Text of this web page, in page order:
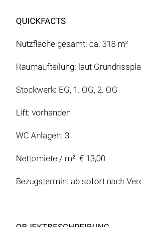
QUICKFACTS
Nutzfläche gesamt: ca. 318 m²
Raumaufteilung: laut
Stockwerk: EG, 1. OG, 2. OG
Lift: vorhanden
WC Anlagen: 3
Nettomiete / m²: € 13,00
Bezugstermin: ab sofort nach